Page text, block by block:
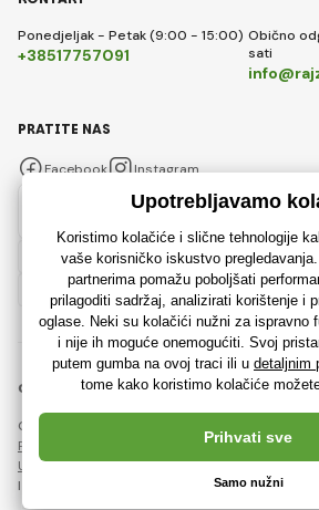
Ponedjeljak - Petak (9:00 - 15:00)
+38517757091
Obično
sati
PRATITE NAS
Facebook Instagram
© 2018 - 2026 Rajzaigracke.hr, Sva prava
Ova stranica je zaštićena reCAPTCHA-om i
Pravila o zaštiti osobnih podatakatvrtke
Ugovorni uvjeti.
Izrada učinkovitih internetskih trgovina od